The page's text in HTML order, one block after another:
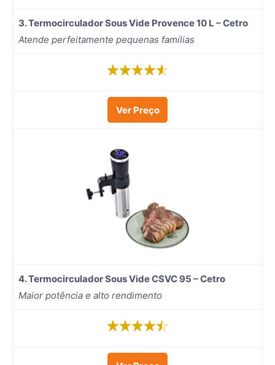
3.Termocirculador Sous Vide Provence 10 L – Cetro
Atende perfeitamente pequenas famílias
Ver Preço
4.Termocirculador Sous Vide CSVC 95 – Cetro
Maior potência e alto rendimento